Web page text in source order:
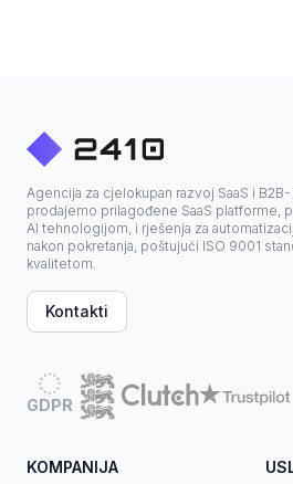
Agencija za cjelokupan razvoj SaaS i
prodajemo prilagođene SaaS platforme,
AI tehnologijom, i rješenja za
nakon pokretanja, poštujući ISO 9001
kvalitetom.
Kontakti
GDPR
KOMPANIJA